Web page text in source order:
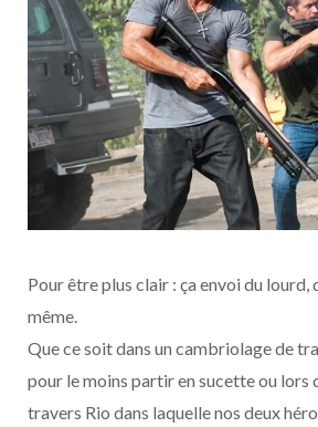
Pour être plus clair : ça envoi du lourd,
même.
Que ce soit dans un cambriolage de
pour le moins partir en sucette ou lors
travers Rio dans laquelle nos deux